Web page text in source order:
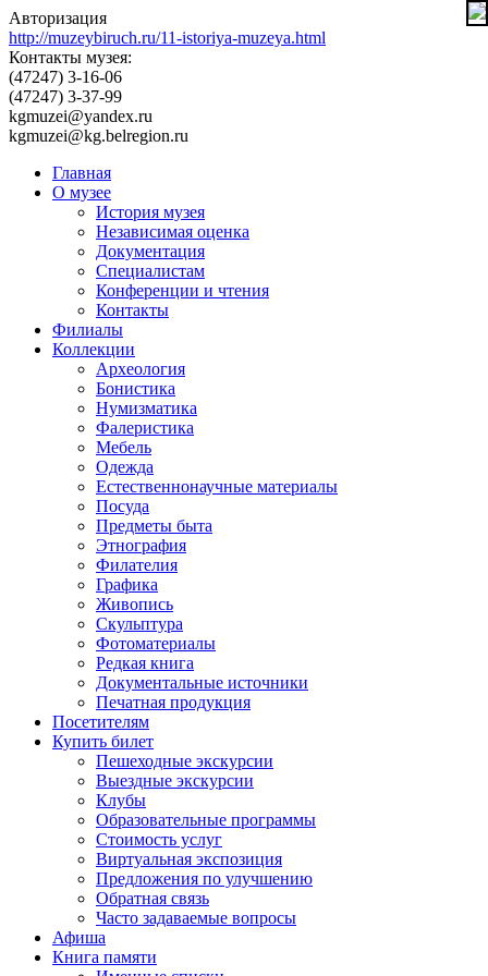
Авторизация
http://muzeybiruch.ru/11-istoriya-muzeya.html
Контакты музея:
(47247) 3-16-06
(47247) 3-37-99
kgmuzei@yandex.ru
kgmuzei@kg.belregion.ru
Главная
О музее
История музея
Независимая оценка
Документация
Специалистам
Конференции и чтения
Контакты
Филиалы
Коллекции
Археология
Бонистика
Нумизматика
Фалеристика
Мебель
Одежда
Естественнонаучные материалы
Посуда
Предметы быта
Этнография
Филателия
Графика
Живопись
Скульптура
Фотоматериалы
Редкая книга
Документальные источники
Печатная продукция
Посетителям
Купить билет
Пешеходные экскурсии
Выездные экскурсии
Клубы
Образовательные программы
Стоимость услуг
Виртуальная экспозиция
Предложения по улучшению
Обратная связь
Часто задаваемые вопросы
Афиша
Книга памяти